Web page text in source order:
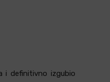
i definitivno izgubio